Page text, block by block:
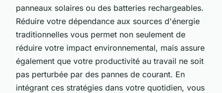
panneaux solaires ou des batteries rechargeables.
Réduire votre dépendance aux sources d'énergie
traditionnelles vous permet non seulement de
réduire votre impact environnemental, mais assure
également que votre productivité au travail ne soit
pas perturbée par des pannes de courant. En
intégrant ces stratégies dans votre quotidien, vous